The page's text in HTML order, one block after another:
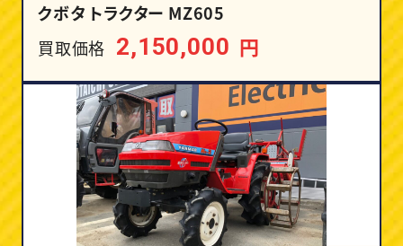
クボタ トラクター MZ605
買取価格 2,150,000 円